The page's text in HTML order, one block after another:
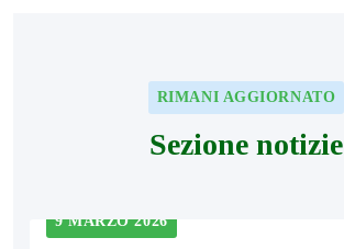
RIMANI AGGIORNATO
Sezione notizie
9 MARZO 2026